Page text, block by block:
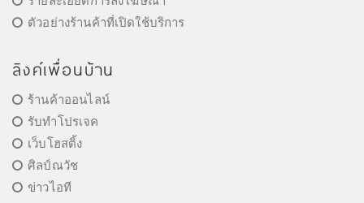
ตัวอย่างร้านค้าที่เปิดใช้บริการ
ลิงค์เพื่อนบ้าน
ร้านค้าออนไลน์
รับทำโปรเจค
เว็บโฮสติ้ง
ศิลป์ณวัช
ข่าวไอที